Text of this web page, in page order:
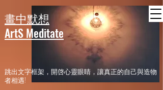
畫中默想
ArtS Meditate
​跳出文字框架，開啓心靈眼睛，讓真正的自己與造物
者相遇!